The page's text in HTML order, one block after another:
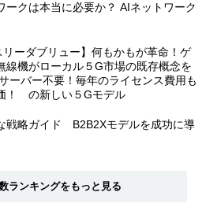
ークは本当に必要か？ AIネットワーク
リーダブリュー】何もかもが革命！ゲ
線機がローカル５G市場の既存概念を
ーバー不要！毎年のライセンス費用も
！ の新しい５Gモデル
戦略ガイド B2B2Xモデルを成功に導
ランキングをもっと見る